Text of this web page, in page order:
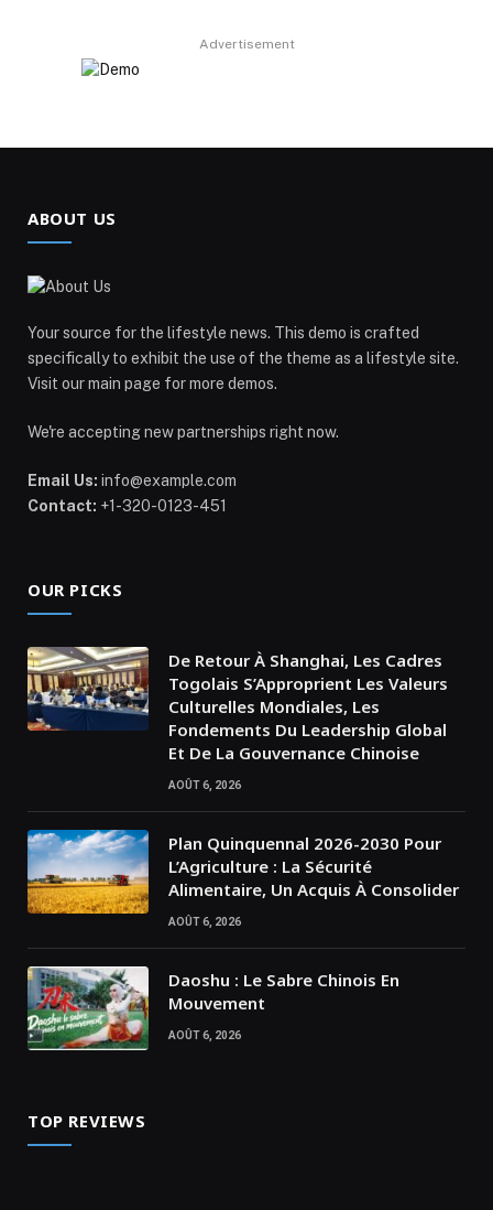
Advertisement
ABOUT US
Your source for the lifestyle news. This demo is crafted
specifically to exhibit the use of the theme as a lifestyle site.
Visit our main page for more demos.
We're accepting new partnerships right now.
Email Us: info@example.com
Contact: +1-320-0123-451
OUR PICKS
De Retour À Shanghai, Les Cadres
Togolais S’Approprient Les Valeurs
Culturelles Mondiales, Les
Fondements Du Leadership Global
Et De La Gouvernance Chinoise
AOÛT 6, 2026
Plan Quinquennal 2026-2030 Pour
L’Agriculture : La Sécurité
Alimentaire, Un Acquis À Consolider
AOÛT 6, 2026
Daoshu : Le Sabre Chinois En
Mouvement
AOÛT 6, 2026
TOP REVIEWS